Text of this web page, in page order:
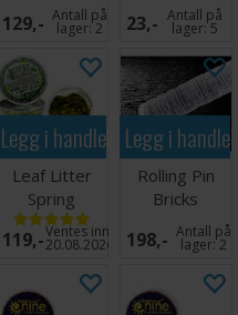
Flickering
3mm (10 stk)
129,- Antall på
lager:2
0,65mm x
38m
23,- Antall på
lager:5
Legg i handlekurven
Leaf Litter
Spring
Miniatyrblader
119,-Ventes inn
20.08.2026
Legg i
Rolling Pin
Bricks
Stonework -
25mm
198,- Antall på
lager:2